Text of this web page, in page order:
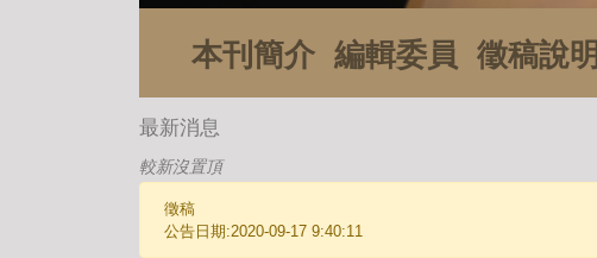
本刊簡介 編輯委員 徵稿說明
最新消息
較新沒置頂
徵稿
公告日期:2020-09-17 9:40:11